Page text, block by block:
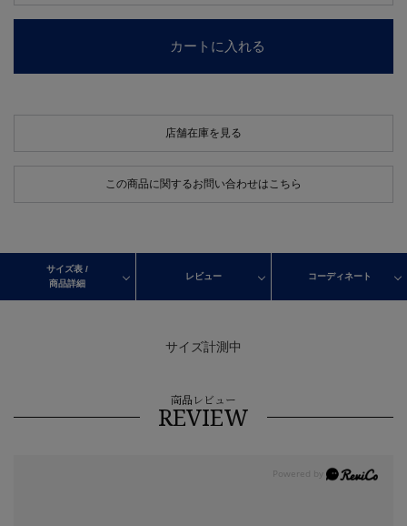
カートに入れる
店舗在庫を見る
この商品に関するお問い合わせはこちら
サイズ表 /
商品詳細
レビュー コーディネート
サイズ計測中
商品レビュー
REVIEW